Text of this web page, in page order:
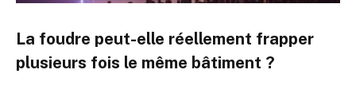
La foudre peut-elle réellement frapper
plusieurs fois le même bâtiment ?